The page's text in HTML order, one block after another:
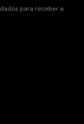
para receber a